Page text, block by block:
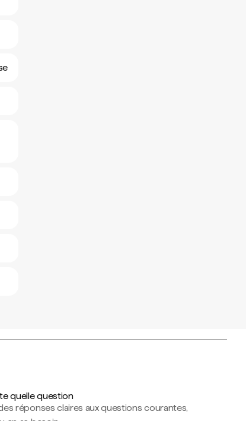
quelle question
réponses claires aux questions courantes,